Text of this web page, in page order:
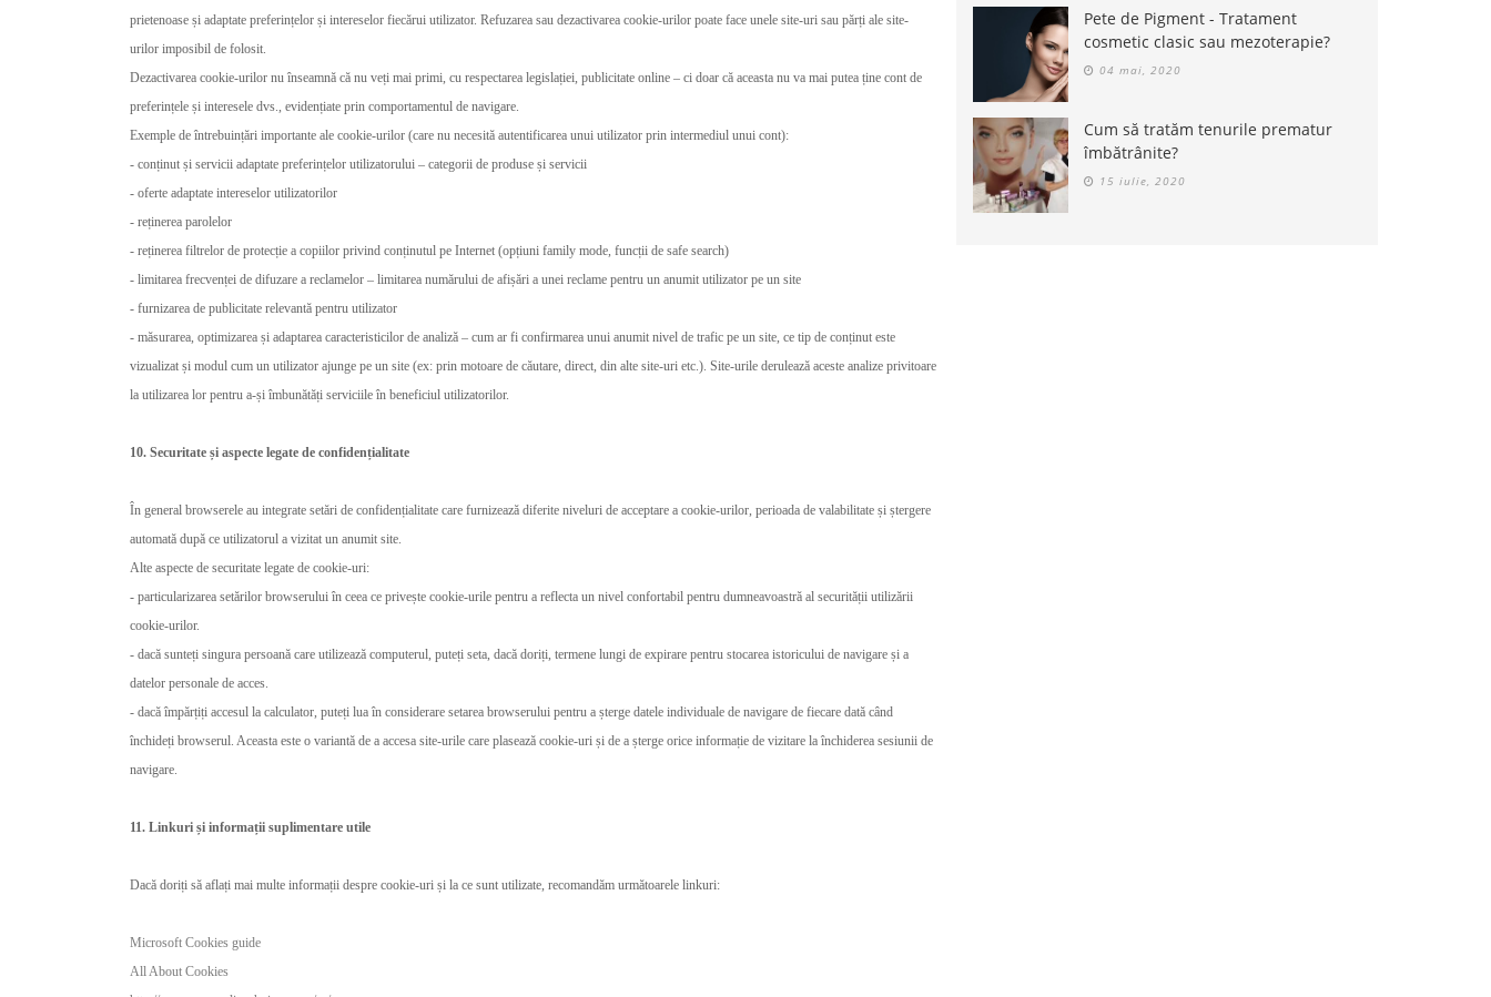
prietenoase și adaptate preferințelor și intereselor fiecărui utilizator. Refuzarea sau dezactivarea cookie-urilor poate face unele site-uri sau părți ale site-
urilor imposibil de folosit.
Dezactivarea cookie-urilor nu înseamnă că nu veți mai primi, cu respectarea legislației, publicitate online – ci doar că aceasta nu va mai putea ține cont de
preferințele și interesele dvs., evidențiate prin comportamentul de navigare.
Exemple de întrebuințări importante ale cookie-urilor (care nu necesită autentificarea unui utilizator prin intermediul unui cont):
- conținut și servicii adaptate preferințelor utilizatorului – categorii de produse și servicii
- oferte adaptate intereselor utilizatorilor
- reținerea parolelor
- reținerea filtrelor de protecție a copiilor privind conținutul pe Internet (opțiuni family mode, funcții de safe search)
- limitarea frecvenței de difuzare a reclamelor – limitarea numărului de afișări a unei reclame pentru un anumit utilizator pe un site
- furnizarea de publicitate relevantă pentru utilizator
- măsurarea, optimizarea și adaptarea caracteristicilor de analiză – cum ar fi confirmarea unui anumit nivel de trafic pe un site, ce tip de conținut este
vizualizat și modul cum un utilizator ajunge pe un site (ex: prin motoare de căutare, direct, din alte site-uri etc.). Site-urile derulează aceste analize privitoare
la utilizarea lor pentru a-și îmbunătăți serviciile în beneficiul utilizatorilor.
10. Securitate și aspecte legate de confidențialitate
În general browserele au integrate setări de confidențialitate care furnizează diferite niveluri de acceptare a cookie-urilor, perioada de valabilitate și ștergere
automată după ce utilizatorul a vizitat un anumit site.
Alte aspecte de securitate legate de cookie-uri:
- particularizarea setărilor browserului în ceea ce privește cookie-urile pentru a reflecta un nivel confortabil pentru dumneavoastră al securității utilizării
cookie-urilor.
- dacă sunteți singura persoană care utilizează computerul, puteți seta, dacă doriți, termene lungi de expirare pentru stocarea istoricului de navigare și a
datelor personale de acces.
- dacă împărțiți accesul la calculator, puteți lua în considerare setarea browserului pentru a șterge datele individuale de navigare de fiecare dată când
închideți browserul. Aceasta este o variantă de a accesa site-urile care plasează cookie-uri și de a șterge orice informație de vizitare la închiderea sesiunii de
navigare.
11. Linkuri și informații suplimentare utile
Dacă doriți să aflați mai multe informații despre cookie-uri și la ce sunt utilizate, recomandăm următoarele linkuri:
Microsoft Cookies guide
All About Cookies
Pete de Pigment - Tratament
cosmetic clasic sau mezoterapie?
04 mai, 2020
Cum să tratăm tenurile prematur
îmbătrânite?
15 iulie, 2020